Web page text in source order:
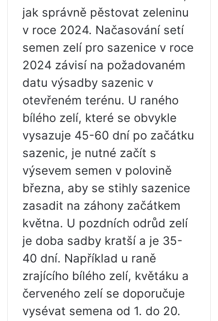
jak správně pěstovat zeleninu
v roce 2024. Načasování setí
semen zelí pro sazenice v roce
2024 závisí na požadovaném
datu výsadby sazenic v
otevřeném terénu. U raného
bílého zelí, které se obvykle
vysazuje 45-60 dní po začátku
sazenic, je nutné začít s
výsevem semen v polovině
března, aby se stihly sazenice
zasadit na záhony začátkem
května. U pozdních odrůd zelí
je doba sadby kratší a je 35-
40 dní. Například u raně
zrajícího bílého zelí, květáku a
červeného zelí se doporučuje
vysévat semena od 1. do 20.